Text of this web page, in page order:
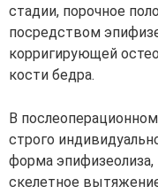
стадии, порочное
посредством
корригирующей
кости бедра.
В
строго
форма эпифизеолиза,
скелетное